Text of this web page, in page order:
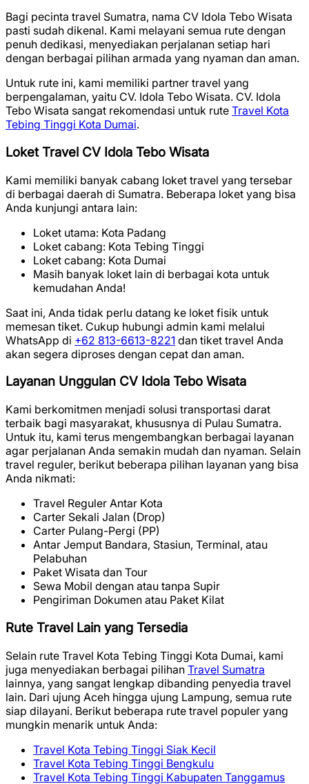
Bagi pecinta travel Sumatra, nama CV Idola Tebo Wisata
pasti sudah dikenal. Kami melayani semua rute dengan
penuh dedikasi, menyediakan perjalanan setiap hari
dengan berbagai pilihan armada yang nyaman dan aman.
Untuk rute ini, kami memiliki partner travel yang
berpengalaman, yaitu CV. Idola Tebo Wisata. CV. Idola
Tebo Wisata sangat rekomendasi untuk rute Travel Kota
Tebing Tinggi Kota Dumai.
Loket Travel CV Idola Tebo Wisata
Kami memiliki banyak cabang loket travel yang tersebar
di berbagai daerah di Sumatra. Beberapa loket yang bisa
Anda kunjungi antara lain:
Loket utama: Kota Padang
Loket cabang: Kota Tebing Tinggi
Loket cabang: Kota Dumai
Masih banyak loket lain di berbagai kota untuk
kemudahan Anda!
Saat ini, Anda tidak perlu datang ke loket fisik untuk
memesan tiket. Cukup hubungi admin kami melalui
WhatsApp di +62 813-6613-8221 dan tiket travel Anda
akan segera diproses dengan cepat dan aman.
Layanan Unggulan CV Idola Tebo Wisata
Kami berkomitmen menjadi solusi transportasi darat
terbaik bagi masyarakat, khususnya di Pulau Sumatra.
Untuk itu, kami terus mengembangkan berbagai layanan
agar perjalanan Anda semakin mudah dan nyaman. Selain
travel reguler, berikut beberapa pilihan layanan yang bisa
Anda nikmati:
Travel Reguler Antar Kota
Carter Sekali Jalan (Drop)
Carter Pulang-Pergi (PP)
Antar Jemput Bandara, Stasiun, Terminal, atau
Pelabuhan
Paket Wisata dan Tour
Sewa Mobil dengan atau tanpa Supir
Pengiriman Dokumen atau Paket Kilat
Rute Travel Lain yang Tersedia
Selain rute Travel Kota Tebing Tinggi Kota Dumai, kami
juga menyediakan berbagai pilihan Travel Sumatra
lainnya, yang sangat lengkap dibanding penyedia travel
lain. Dari ujung Aceh hingga ujung Lampung, semua rute
siap dilayani. Berikut beberapa rute travel populer yang
mungkin menarik untuk Anda:
Travel Kota Tebing Tinggi Siak Kecil
Travel Kota Tebing Tinggi Bengkulu
Travel Kota Tebing Tinggi Kabupaten Tanggamus